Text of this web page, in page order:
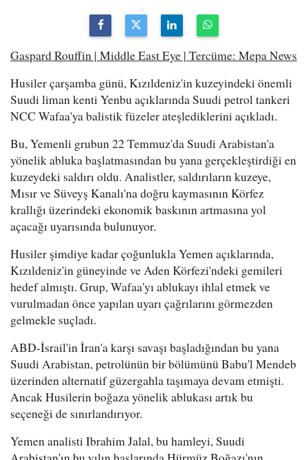
Gaspard Rouffin | Middle East Eye | Tercüme: Mepa News
Husiler çarşamba günü, Kızıldeniz'in kuzeyindeki önemli
Suudi liman kenti Yenbu açıklarında Suudi petrol tankeri
NCC Wafaa'ya balistik füzeler ateşlediklerini açıkladı.
Bu, Yemenli grubun 22 Temmuz'da Suudi Arabistan'a
yönelik abluka başlatmasından bu yana gerçekleştirdiği en
kuzeydeki saldırı oldu. Analistler, saldırıların kuzeye,
Mısır ve Süveyş Kanalı'na doğru kaymasının Körfez
krallığı üzerindeki ekonomik baskının artmasına yol
açacağı uyarısında bulunuyor.
Husiler şimdiye kadar çoğunlukla Yemen açıklarında,
Kızıldeniz'in güneyinde ve Aden Körfezi'ndeki gemileri
hedef almıştı. Grup, Wafaa'yı ablukayı ihlal etmek ve
vurulmadan önce yapılan uyarı çağrılarını görmezden
gelmekle suçladı.
ABD-İsrail'in İran'a karşı savaşı başladığından bu yana
Suudi Arabistan, petrolünün bir bölümünü Babu'l Mendeb
üzerinden alternatif güzergahla taşımaya devam etmişti.
Ancak Husilerin boğaza yönelik ablukası artık bu
seçeneği de sınırlandırıyor.
Yemen analisti Ibrahim Jalal, bu hamleyi, Suudi